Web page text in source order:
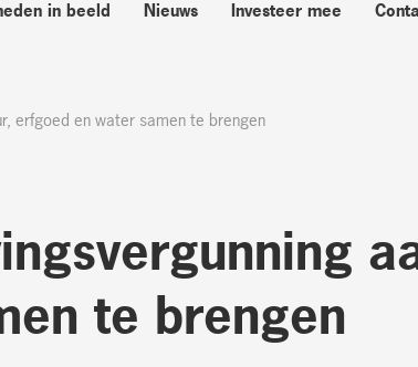
in beeld Nieuws Investeer mee
erfgoed en water samen te brengen
te brengen